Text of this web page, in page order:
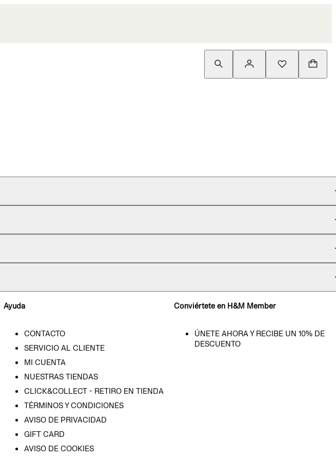
Ayuda
CONTACTO
SERVICIO AL CLIENTE
MI CUENTA
NUESTRAS TIENDAS
CLICK&COLLECT - RETIRO EN TIENDA
TÉRMINOS Y CONDICIONES
AVISO DE PRIVACIDAD
GIFT CARD
AVISO DE COOKIES
Conviértete en H&M Member
ÚNETE AHORA Y RECIBE UN 10% DE
DESCUENTO